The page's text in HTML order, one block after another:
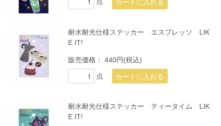
点
耐水耐光仕様ステッカー エスプレッソ LIK
E IT!
販売価格：440円(税込)
点
耐水耐光仕様ステッカー ティータイム LIK
E IT!